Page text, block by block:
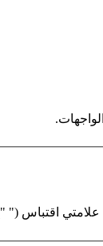
اقتباس ("